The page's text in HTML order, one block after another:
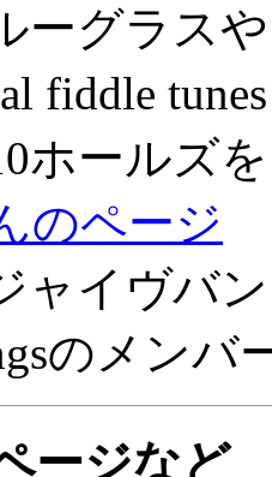
ーグラス
fiddle
ホールズ
のページ
ャイヴバン
のメンバ
ージなど